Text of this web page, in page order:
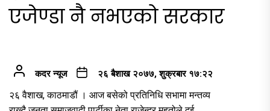
एजेण्डा नै नभएको सरकार
कदर न्यूज २६ बैशाख २०७७, शुक्रबार १७:२२
२६ वैशाख, काठमाडौं । आज बसेको प्रतिनिधि सभामा मन्तव्य